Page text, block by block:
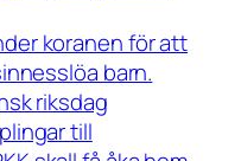
koranen för att
barn.
riksdag
till